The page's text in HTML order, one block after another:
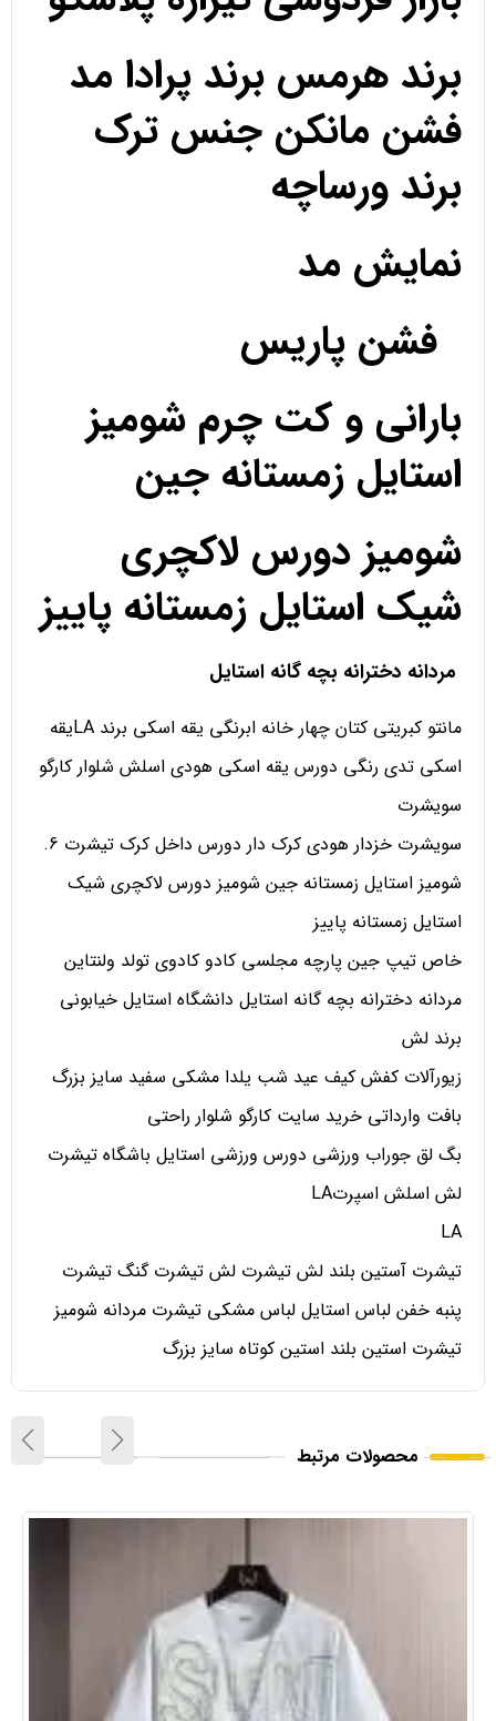
برند هرمس برند پرادا مد
فشن مانکن جنس ترک
برند ورساچه
نمایش مد
فشن پاریس
بارانی و کت چرم شومیز
استایل زمستانه جین
شومیز دورس لاکچری
شیک استایل زمستانه پاییز
مردانه دخترانه بچه گانه استایل
مانتو کبریتی کتان چهار خانه ابرنگی یقه اسکی برند LAیقه
اسکی تدی رنگی دورس یقه اسکی هودی اسلش شلوار کارگو
سویشرت
سویشرت خزدار هودی کرک دار دورس داخل کرک تیشرت 6.
شومیز استایل زمستانه جین شومیز دورس لاکچری شیک
استایل زمستانه پاییز
خاص تیپ جین پارچه مجلسی کادو کادوی تولد ولنتاین
مردانه دخترانه بچه گانه استایل دانشگاه استایل خیابونی
برند لش
زیورآلات کفش کیف عید شب یلدا مشکی سفید سایز بزرگ
بافت وارداتی خرید سایت کارگو شلوار راحتی
بگ لق جوراب ورزشی دورس ورزشی استایل باشگاه تیشرت
لش اسلش اسپرتLA
LA
تیشرت آستین بلند لش تیشرت لش تیشرت گنگ تیشرت
پنبه خفن لباس استایل لباس مشکی تیشرت مردانه شومیز
تیشرت استین بلند استین کوتاه سایز بزرگ
محصولات مرتبط